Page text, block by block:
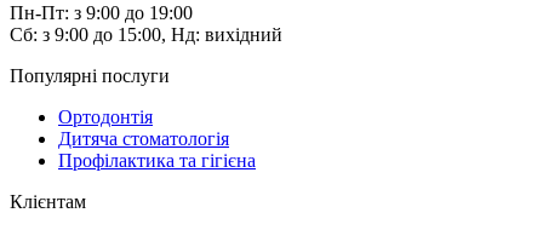
Пн-Пт: з 9:00 до 19:00
Сб: з 9:00 до 15:00, Нд: вихідний
Популярні послуги
Ортодонтія
Дитяча стоматологія
Профілактика та гігієна
Клієнтам